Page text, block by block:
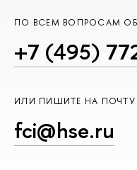
ПО ВСЕМ ВОПРОСАМ
+7 (495)
ИЛИ ПИШИТЕ НА ПОЧТУ
fci@hse.ru